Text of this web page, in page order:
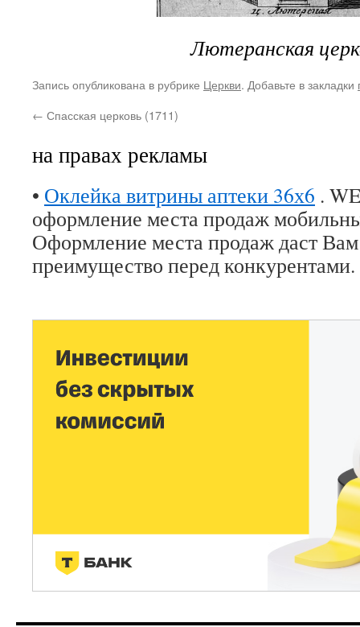
Лютеранская
Запись опубликована в рубрике Церкви. Добавьте в закладки
← Спасская церковь (1711)
на правах рекламы
• Оклейка витрины аптеки 36х6 .
оформление места продаж
Оформление места продаж даст
преимущество перед конкурентами.